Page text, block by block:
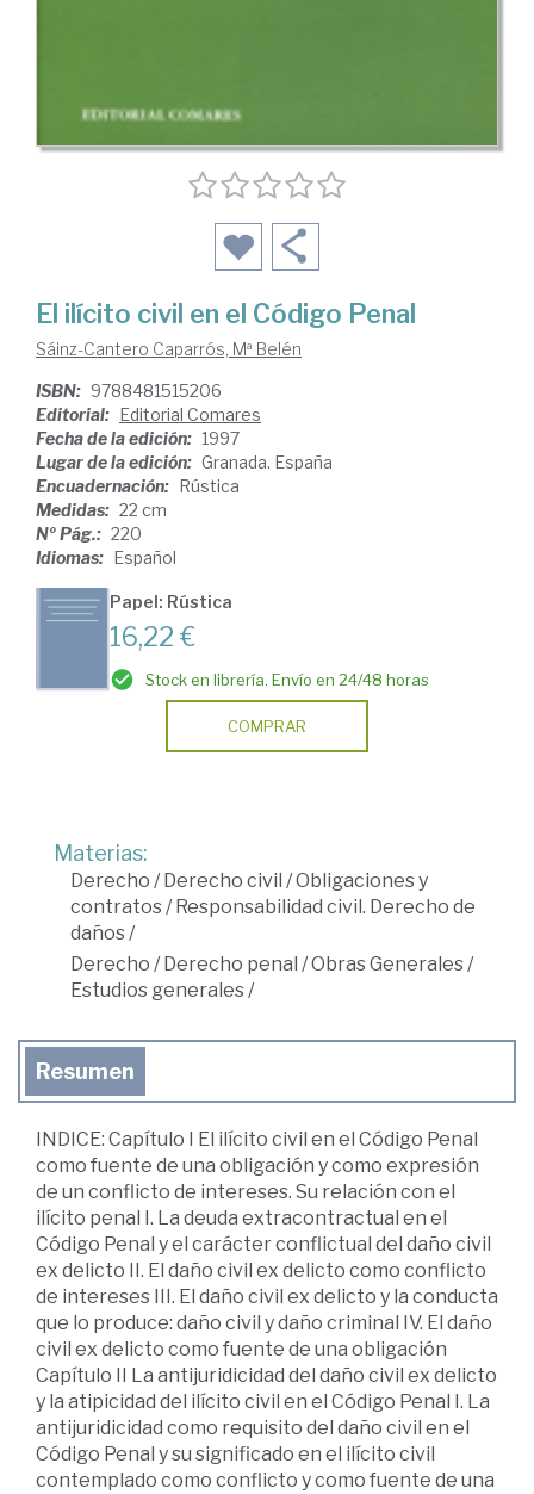
El ilícito civil en el Código Penal
Sáinz-Cantero Caparrós, Mª Belén
ISBN: 9788481515206
Editorial: Editorial Comares
Fecha de la edición: 1997
Lugar de la edición: Granada. España
Encuadernación: Rústica
Medidas: 22 cm
Nº Pág.: 220
Idiomas: Español
Papel: Rústica
16,22 €
Stock en librería. Envío en 24/48 horas
COMPRAR
Materias:
Derecho /Derecho civil /Obligaciones y
contratos/Responsabilidad civil. Derecho de
daños/
Derecho /Derecho penal /Obras Generales/
Estudios generales/
Resumen
INDICE: Capítulo I El ilícito civil en el Código Penal
como fuente de una obligación y como expresión
de un conflicto de intereses. Su relación con el
ilícito penal I. La deuda extracontractual en el
Código Penal y el carácter conflictual del daño civil
ex delicto II. El daño civil ex delicto como conflicto
de intereses III. El daño civil ex delicto y la conducta
que lo produce: daño civil y daño criminal IV. El daño
civil ex delicto como fuente de una obligación
Capítulo II La antijuridicidad del daño civil ex delicto
y la atipicidad del ilícito civil en el Código Penal I. La
antijuridicidad como requisito del daño civil en el
Código Penal y su significado en el ilícito civil
contemplado como conflicto y como fuente de una